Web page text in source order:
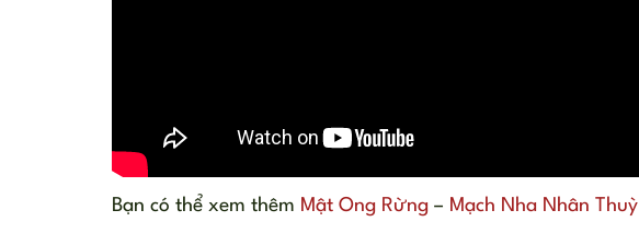
Bạn có thể xem thêm Mật Ong Rừng – Mạch Nha Nhân Thuỳ